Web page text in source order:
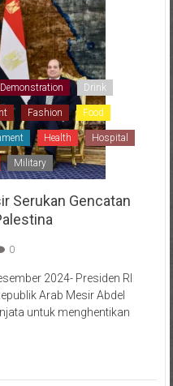
Demonstration Drink
Fashion Food
Health Hospital
Military
Serukan Gencatan
0
2024- Presiden RI
Arab Mesir Abdel
untuk menghentikan